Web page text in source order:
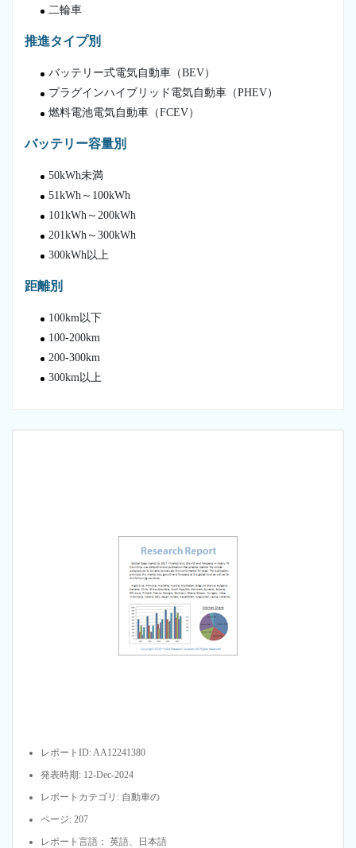
二輪車
推進タイプ別
バッテリー式電気自動車（BEV）
プラグインハイブリッド電気自動車（PHEV）
燃料電池電気自動車（FCEV）
バッテリー容量別
50kWh未満
51kWh～100kWh
101kWh～200kWh
201kWh～300kWh
300kWh以上
距離別
100km以下
100-200km
200-300km
300km以上
レポートID: AA12241380
発表時期: 12-Dec-2024
レポートカテゴリ: 自動車の
ページ: 207
レポート言語： 英語、日本語